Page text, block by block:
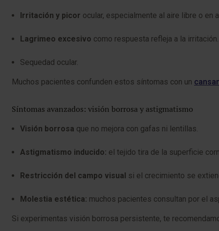
Irritación y picor ocular, especialmente al aire libre o en
Lagrimeo excesivo como respuesta refleja a la irritación.
Sequedad ocular.
Muchos pacientes confunden estos síntomas con un
Síntomas avanzados: visión borrosa y astigmatismo
Visión borrosa que no mejora con gafas ni lentillas.
Astigmatismo inducido: el tejido tira de la superficie
Restricción del campo visual si el crecimiento se
Molestia estética: muchos pacientes consultan por el
Si experimentas visión borrosa persistente, te